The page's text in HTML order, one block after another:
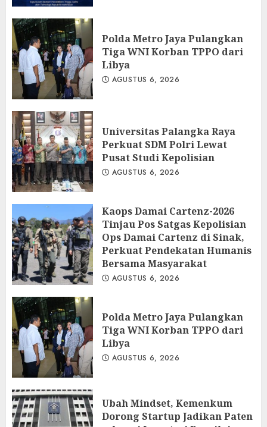
Polda Metro Jaya Pulangkan
Tiga WNI Korban TPPO dari
Libya
AGUSTUS 6, 2026
Universitas Palangka Raya
Perkuat SDM Polri Lewat
Pusat Studi Kepolisian
AGUSTUS 6, 2026
Kaops Damai Cartenz-2026
Tinjau Pos Satgas Kepolisian
Ops Damai Cartenz di Sinak,
Perkuat Pendekatan Humanis
Bersama Masyarakat
AGUSTUS 6, 2026
Polda Metro Jaya Pulangkan
Tiga WNI Korban TPPO dari
Libya
AGUSTUS 6, 2026
Ubah Mindset, Kemenkum
Dorong Startup Jadikan Paten